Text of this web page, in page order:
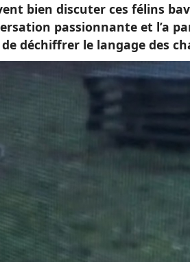
bien discuter ces félins
passionnante et l’a
déchiffrer le langage des